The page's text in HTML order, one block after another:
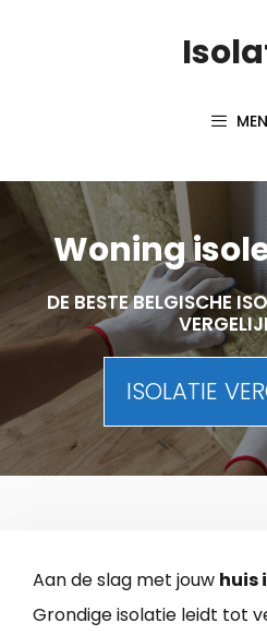
Woning
DE BESTE BELGISCHE
ISOLATIE
Aan de slag met jouw huis
Grondige isolatie leidt tot